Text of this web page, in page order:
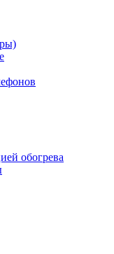
обогрева